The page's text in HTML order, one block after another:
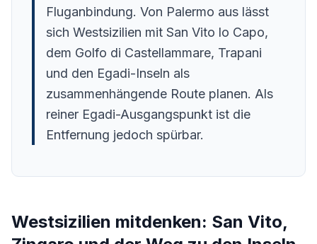
Fluganbindung. Von Palermo aus lässt
sich Westsizilien mit San Vito lo Capo,
dem Golfo di Castellammare, Trapani
und den Egadi-Inseln als
zusammenhängende Route planen. Als
reiner Egadi-Ausgangspunkt ist die
Entfernung jedoch spürbar.
Westsizilien mitdenken: San Vito,